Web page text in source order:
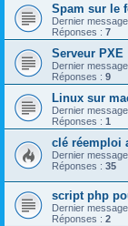
Spam sur le
Dernier
Réponses : 7
Serveur PXE
Dernier
Réponses : 9
Linux sur
Dernier
Réponses : 1
clé réemploi
Dernier
Réponses : 35
script php
Dernier
Réponses : 2